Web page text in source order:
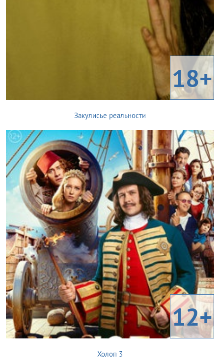
18+
Закулисье реальности
12+
Холоп 3